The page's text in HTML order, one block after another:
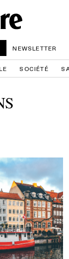
NEWSLETTER
SOCIÉTÉ